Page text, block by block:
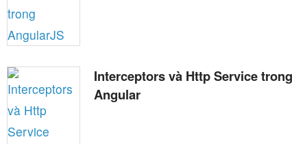
Interceptors và Http Service trong
Angular